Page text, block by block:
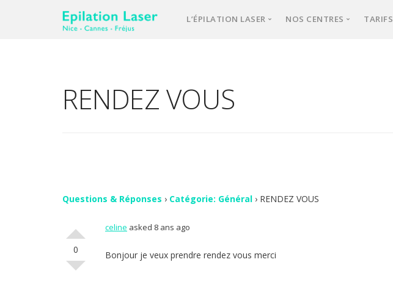
L’ÉPILATION LASER
L’épilation laser : comment ça marche ?
Vos avis
NOS CENTRES TARIFS
RENDEZ VOUS
Questions & Réponses › Catégorie: Général › RENDEZ VOUS
0
celine asked 8 ans ago
Bonjour je veux prendre rendez vous merci